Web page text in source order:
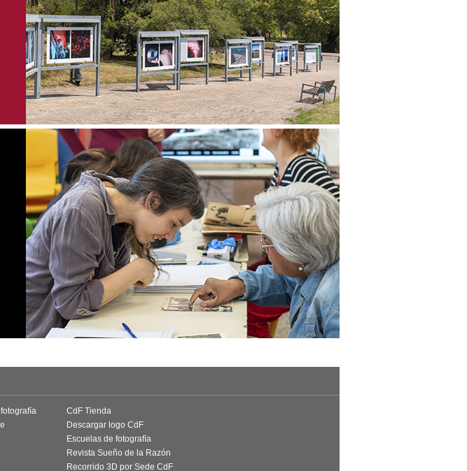
CdF Tienda
Descargar logo CdF
Escuelas de fotografía
Revista Sueño de la Razón
Recorrido 3D por Sede CdF